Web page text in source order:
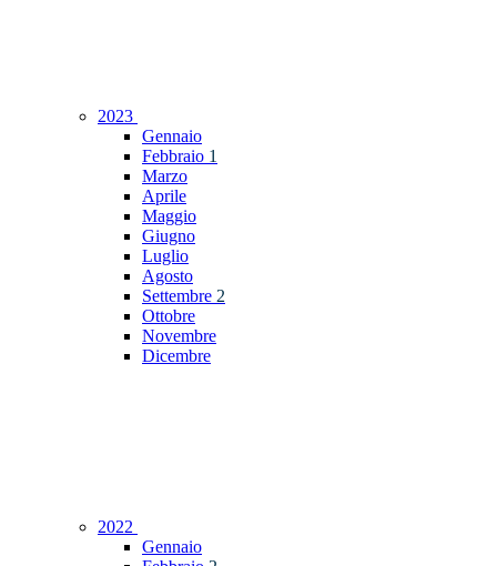
2023
Gennaio
Febbraio 1
Marzo
Aprile
Maggio
Giugno
Luglio
Agosto
Settembre 2
Ottobre
Novembre
Dicembre
2022
Gennaio